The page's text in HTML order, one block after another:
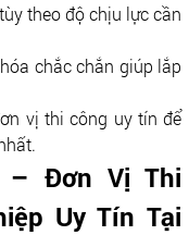
theo độ chịu lực cần
chắc chắn giúp lắp
vị thi công uy tín để
– Đơn Vị Thi
Uy Tín Tại